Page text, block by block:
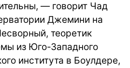
— говорит Чад
Джемини на
теоретик
из Юго-Западного
института в Боулдере,